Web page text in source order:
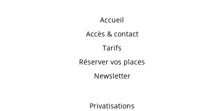
Accueil
Accès & contact
Tarifs
Réserver vos places
Newsletter
Privatisations